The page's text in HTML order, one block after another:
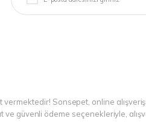
Sonsepet, online
güvenli ödeme seçenekleriyle,